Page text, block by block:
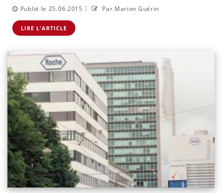
Publié le 25.06.2015 | Par Marion Guérin
LIRE L'ARTICLE